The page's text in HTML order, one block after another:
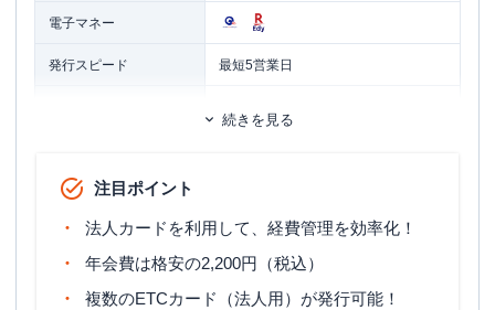
電子マネー
発行スピード 最短5営業日
家族カード
ワールドプレゼント
締め日・支払日 翌月10日
続きを見る
注目ポイント
法人カードを利用して、経費管理を効率化！
年会費は格安の2,200円（税込）
複数のETCカード（法人用）が発行可能！